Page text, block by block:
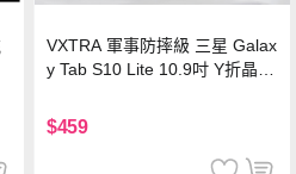
VXTRA 軍事防摔級 三星 Galax
y Tab S10 Lite 10.9吋 Y折晶透
$459